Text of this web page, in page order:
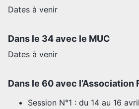
Dates à venir
Dans le 34 avec le MUC
Dates à venir
Dans le 60 avec l’Association
Session N°1 : du 14 au 16